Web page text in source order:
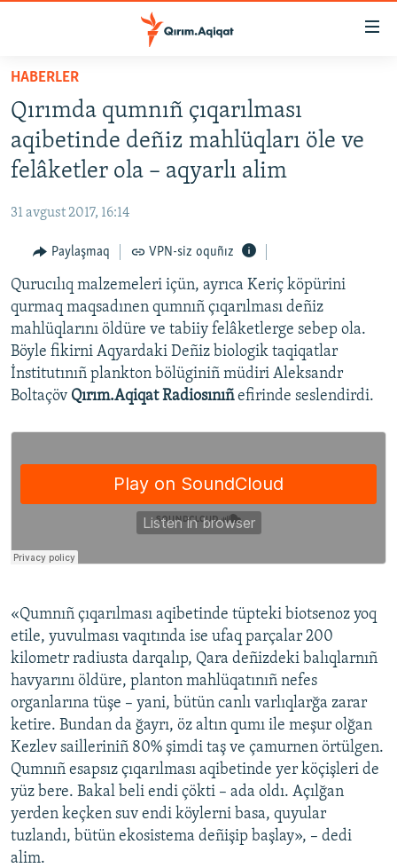
Esas
qaytmaq
Baş
navigatsiyağa
qaytmaq
Qıdıruvğa
qaytmaq
HABERLER
SİYASET
İQTİSADİYAT
MEDENİYET
İNSAN AQLARI
VİDEO
SÜRET
BLOGLAR
FİKİR
Русский
Українською
QOŞULIÑIZ!
HABERLER
Qırımda qumnıñ çıqarılması
aqibetinde deñiz mahlüqları öle ve
felâketler ola – aqyarlı alim
31 avgust 2017, 16:14
Paylaşmaq VPN-siz oquñız
Qurucılıq malzemeleri içün, ayrıca Keriç köpürini
qurmaq maqsadınen qumnıñ çıqarılması deñiz
mahlüqlarını öldüre ve tabiiy felâketlerge sebep ola.
Böyle fikirni Aqyardaki Deñiz biologik taqiqatlar
İnstitutınıñ plankton bölüginiñ müdiri Aleksandr
Boltaçöv Qırım.Aqiqat Radiosınıñefirinde seslendirdi.
«Qumnıñ çıqarılması aqibetinde tüpteki biotsenoz yoq
etile, yuvulması vaqıtında ise ufaq parçalar 200
kilometr radiusta darqalıp, Qara deñizdeki balıqlarnıñ
havyarını öldüre, planton mahlüqatınıñ nefes
organlarına tüşe – yani, bütün canlı varlıqlarğa zarar
ketire. Bundan da ğayrı, öz altın qumı ile meşur olğan
Kezlev sailleriniñ 80% şimdi taş ve çamurnen örtülgen.
Qumnıñ esapsız çıqarılması aqibetinde yer köçişleri de
yüz bere. Bakal beli endi çökti – ada oldı. Açılğan
yerden keçken suv endi köylerni basa, quyular
tuzlandı, bütün ekosistema deñişip başlay», – dedi
alim.